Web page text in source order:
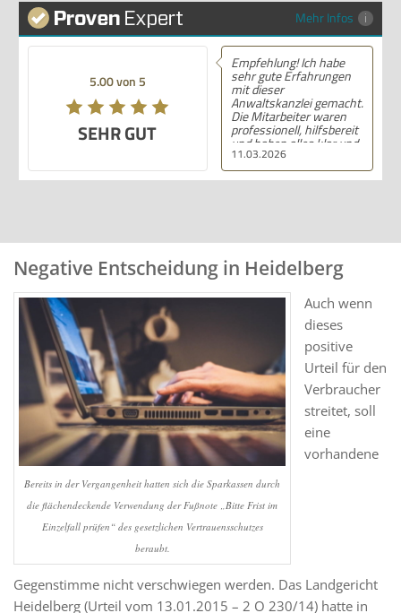
Mehr Infos
5.00 von 5
SEHR GUT
11.03.2026
Empfehlung! Ich habe
sehr gute Erfahrungen
mit dieser
Anwaltskanzlei gemacht.
Die Mitarbeiter waren
professionell, hilfsbereit
und haben alles klar und
deutlich erklärt. Ich bin
mit der Beratung sehr
zufrieden und kann ihre
Negative Entscheidung in Heidelberg
Bereits in der Vergangenheit hatten sich die Sparkassen durch
die flächendeckende Verwendung der Fußnote „Bitte Frist im
Einzelfall prüfen“ des gesetzlichen Vertrauensschutzes
beraubt.
Auch wenn
dieses
positive
Urteil für den
Verbraucher
streitet, soll
eine
vorhandene
Gegenstimme nicht verschwiegen werden. Das Landgericht
Heidelberg (Urteil vom 13.01.2015 – 2 O 230/14) hatte in